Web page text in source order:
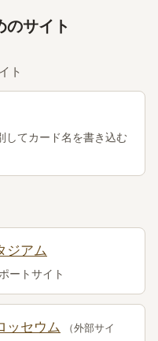
のサイト
ト
してカード名を書き込む
ジアム
ートサイト
ッセウム
（外部サイ